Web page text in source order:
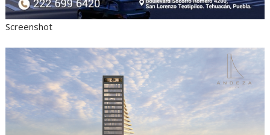
Screenshot